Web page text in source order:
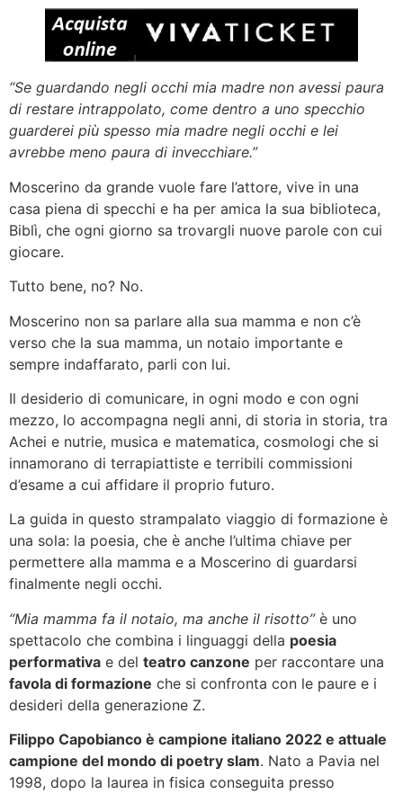
“Se guardando negli occhi mia madre non avessi paura
di restare intrappolato, come dentro a uno specchio
guarderei più spesso mia madre negli occhi e lei
avrebbe meno paura di invecchiare.”
Moscerino da grande vuole fare l’attore, vive in una
casa piena di specchi e ha per amica la sua biblioteca,
Biblì, che ogni giorno sa trovargli nuove parole con cui
giocare.
Tutto bene, no? No.
Moscerino non sa parlare alla sua mamma e non c’è
verso che la sua mamma, un notaio importante e
sempre indaffarato, parli con lui.
Il desiderio di comunicare, in ogni modo e con ogni
mezzo, lo accompagna negli anni, di storia in storia, tra
Achei e nutrie, musica e matematica, cosmologi che si
innamorano di terrapiattiste e terribili commissioni
d’esame a cui affidare il proprio futuro.
La guida in questo strampalato viaggio di formazione è
una sola: la poesia, che è anche l’ultima chiave per
permettere alla mamma e a Moscerino di guardarsi
finalmente negli occhi.
“Mia mamma fa il notaio, ma anche il risotto”è uno
spettacolo che combina i linguaggi della poesia
performativa e del teatro canzone per raccontare una
favola di formazione che si confronta con le paure e i
desideri della generazione Z.
Filippo Capobianco è campione italiano 2022 e attuale
campione del mondo di poetry slam. Nato a Pavia nel
1998, dopo la laurea in fisica conseguita presso